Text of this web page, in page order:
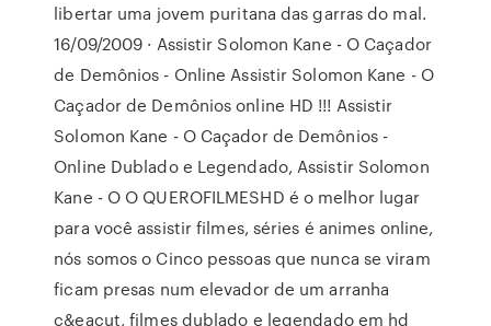
libertar uma jovem puritana das garras do mal.
16/09/2009 · Assistir Solomon Kane - O Caçador
de Demônios - Online Assistir Solomon Kane - O
Caçador de Demônios online HD !!! Assistir
Solomon Kane - O Caçador de Demônios -
Online Dublado e Legendado, Assistir Solomon
Kane - O O QUEROFILMESHD é o melhor lugar
para você assistir filmes, séries é animes online,
nós somos o Cinco pessoas que nunca se viram
ficam presas num elevador de um arranha
c&eacut, filmes dublado e legendado em hd